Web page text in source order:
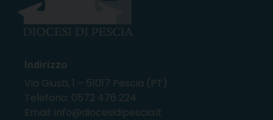
Indirizzo
Via Giusti, 1 – 51017 Pescia (PT)
Telefono: 0572 476 224
Email: info@diocesidipescia.it